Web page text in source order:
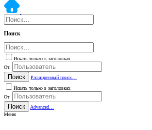
Поиск
Искать только в заголовках
От:
Поиск
Расширенный поиск…
Искать только в заголовках
От:
Поиск
Advanced…
Меню